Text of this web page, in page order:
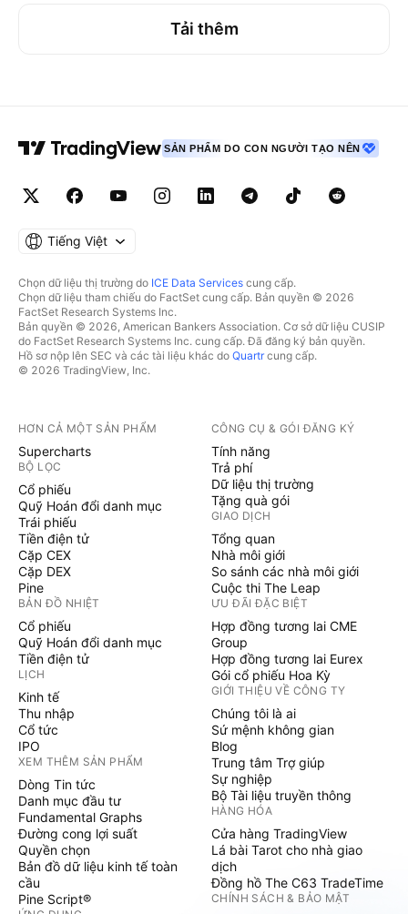
Tải thêm
SẢN PHẨM DO CON NGƯỜI TẠO NÊN
Tiếng Việt
Chọn dữ liệu thị trường do ICE Data Services cung cấp.
Chọn dữ liệu tham chiếu do FactSet cung cấp. Bản quyền © 2026
FactSet Research Systems Inc.
Bản quyền © 2026, American Bankers Association. Cơ sở dữ liệu CUSIP
do FactSet Research Systems Inc. cung cấp. Đã đăng ký bản quyền.
Hồ sơ nộp lên SEC và các tài liệu khác do Quartrcung cấp.
© 2026 TradingView, Inc.
HƠN CẢ MỘT SẢN PHẨM
Supercharts
BỘ LỌC
Cổ phiếu
Quỹ Hoán đổi danh mục
Trái phiếu
Tiền điện tử
Cặp CEX
Cặp DEX
Pine
BẢN ĐỒ NHIỆT
Cổ phiếu
Quỹ Hoán đổi danh mục
Tiền điện tử
LỊCH
Kinh tế
Thu nhập
Cổ tức
IPO
XEM THÊM SẢN PHẨM
Dòng Tin tức
Danh mục đầu tư
Fundamental Graphs
Đường cong lợi suất
Quyền chọn
Bản đồ dữ liệu kinh tế toàn
cầu
Pine Script®
CÔNG CỤ & GÓI ĐĂNG KÝ
Tính năng
Trả phí
Dữ liệu thị trường
Tặng quà gói
GIAO DỊCH
Tổng quan
Nhà môi giới
So sánh các nhà môi giới
Cuộc thi The Leap
ƯU ĐÃI ĐẶC BIỆT
Hợp đồng tương lai CME
Group
Hợp đồng tương lai Eurex
Gói cổ phiếu Hoa Kỳ
GIỚI THIỆU VỀ CÔNG TY
Chúng tôi là ai
Sứ mệnh không gian
Blog
Trung tâm Trợ giúp
Sự nghiệp
Bộ Tài liệu truyền thông
HÀNG HÓA
Cửa hàng TradingView
Lá bài Tarot cho nhà giao
dịch
Đồng hồ The C63 TradeTime
CHÍNH SÁCH & BẢO MẬT